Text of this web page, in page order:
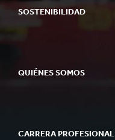
SOSTENIBILIDAD
QUIÉNES SOMOS
CARRERA PROFESIONAL